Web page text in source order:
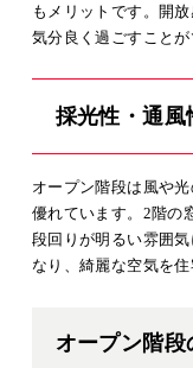
もメリットです。開
気分良く過ごすことが
採光性・通風
オープン階段は風や
優れています。2階の
段回りが明るい雰囲
なり、綺麗な空気を
オープン階